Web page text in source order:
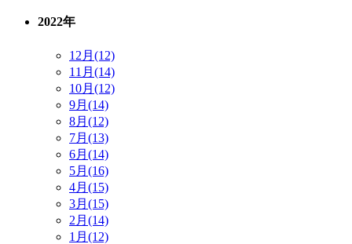
2022年
12月(12)
11月(14)
10月(12)
9月(14)
8月(12)
7月(13)
6月(14)
5月(16)
4月(15)
3月(15)
2月(14)
1月(12)